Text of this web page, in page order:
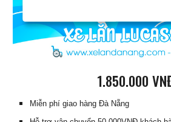
1.850.000
Miễn phí giao hàng Đà Nẵng